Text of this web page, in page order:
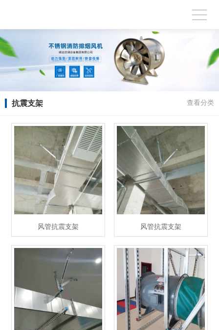
抗震支架 查看分类
风管抗震支架 风管抗震支架